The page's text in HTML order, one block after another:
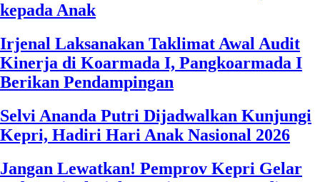
kepada Anak
Irjenal Laksanakan Taklimat Awal Audit
Kinerja di Koarmada I, Pangkoarmada I
Berikan Pendampingan
Selvi Ananda Putri Dijadwalkan Kunjungi
Kepri, Hadiri Hari Anak Nasional 2026
Jangan Lewatkan! Pemprov Kepri Gelar